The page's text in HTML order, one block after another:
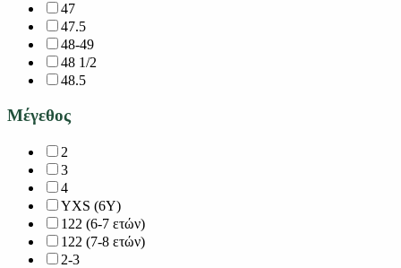
47
47.5
48-49
48 1/2
48.5
Μέγεθος
2
3
4
YXS (6Y)
122 (6-7 ετών)
122 (7-8 ετών)
2-3